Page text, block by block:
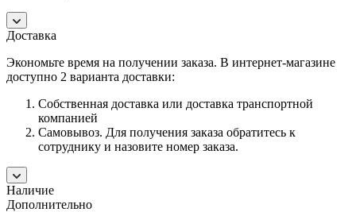
Доставка
Экономьте время на получении заказа. В интернет-магазине
доступно 2 варианта доставки:
Собственная доставка или доставка транспортной
компанией
Самовывоз. Для получения заказа обратитесь к
сотруднику и назовите номер заказа.
Наличие
Дополнительно